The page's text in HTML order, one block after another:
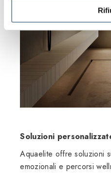
Soluzioni
Aquaelite offre soluzioni
emozionali e percorsi